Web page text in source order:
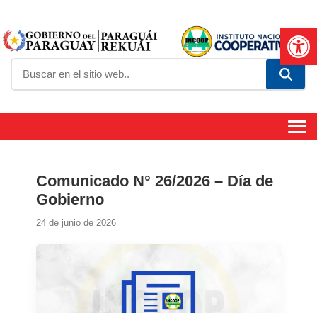
Abrir
Comunicado N° 26/2026 – Día de
Gobierno
24 de junio de 2026